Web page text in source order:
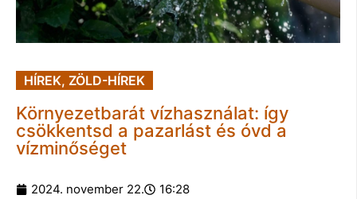
HÍREK, ZÖLD-HÍREK
Környezetbarát vízhasználat: így
csökkentsd a pazarlást és óvd a
vízminőséget
2024. november 22. 16:28